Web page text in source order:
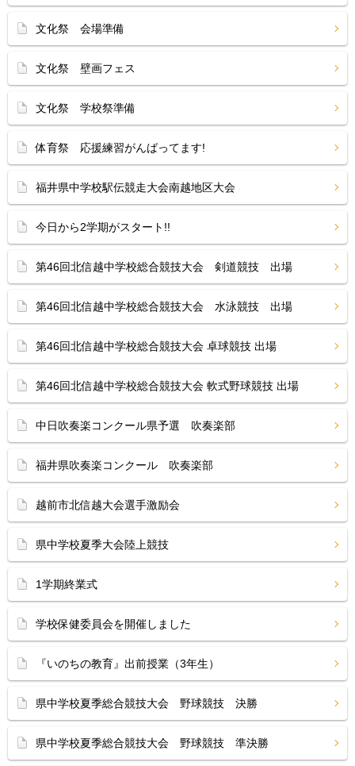
文化祭 会場準備
文化祭 壁画フェス
文化祭 学校祭準備
体育祭 応援練習がんばってます!
福井県中学校駅伝競走大会南越地区大会
今日から2学期がスタート!!
第46回北信越中学校総合競技大会 剣道競技 出場
第46回北信越中学校総合競技大会 水泳競技 出場
第46回北信越中学校総合競技大会 卓球競技 出場
第46回北信越中学校総合競技大会 軟式野球競技 出場
中日吹奏楽コンクール県予選 吹奏楽部
福井県吹奏楽コンクール 吹奏楽部
越前市北信越大会選手激励会
県中学校夏季大会陸上競技
1学期終業式
学校保健委員会を開催しました
『いのちの教育』出前授業（3年生）
県中学校夏季総合競技大会 野球競技 決勝
県中学校夏季総合競技大会 野球競技 準決勝